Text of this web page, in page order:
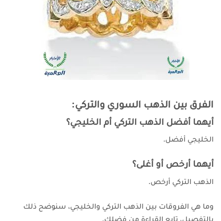
الفرق بين الذهب السوري والتركي:
أيهما أفضل الذهب التركي أم الخليجي؟
الخليجي أفضل.
أيهما أرخص أو أغلى؟
الذهب التركي أرخص.
وما هي الفروقات بين الذهب التركي والخليجي، سنوضح ذلك
بالتفصيل، تابع القراءة من فضلك.